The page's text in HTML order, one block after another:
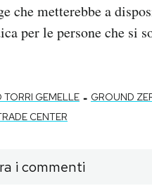
che metterebbe a
per le persone che si
TORRI GEMELLE - GROUND
CENTER
i commenti